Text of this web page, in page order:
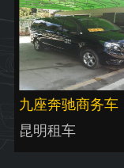
九座奔驰商务车
昆明租车